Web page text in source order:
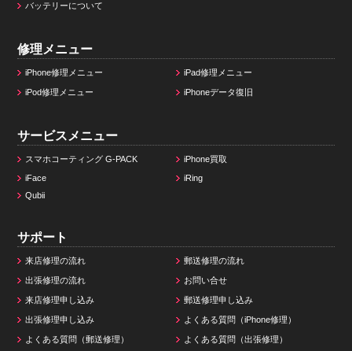
バッテリーについて
修理メニュー
iPhone修理メニュー iPad修理メニュー
iPod修理メニュー iPhoneデータ復旧
サービスメニュー
スマホコーティング G-PACK
iPhone買取
iFace
iRing
Qubii
サポート
来店修理の流れ 郵送修理の流れ
出張修理の流れ お問い合せ
来店修理申し込み 郵送修理申し込み
出張修理申し込み よくある質問（iPhone修理）
よくある質問（郵送修理） よくある質問（出張修理）